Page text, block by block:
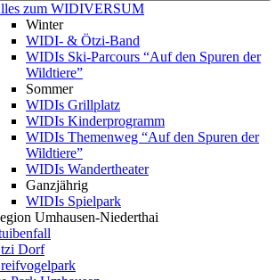
zum WIDIVERSUM
Winter
WIDI- & Ötzi-Band
WIDIs Ski-Parcours “Auf den Spuren der
Wildtiere”
Sommer
WIDIs Grillplatz
WIDIs Kinderprogramm
WIDIs Themenweg “Auf den Spuren der
Wildtiere”
WIDIs Wandertheater
Ganzjährig
WIDIs Spielpark
Umhausen-Niederthai
Dorf